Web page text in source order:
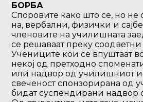
БОРБА
Споровите како што се, но не
на, вербални, физички и
членовите на училишната
се решаваат преку соодветни
Учениците кои се впуштаат
некој од претходно
или надвор од училишниот
свеченост спонзорирана од
бидат суспендирани надвор